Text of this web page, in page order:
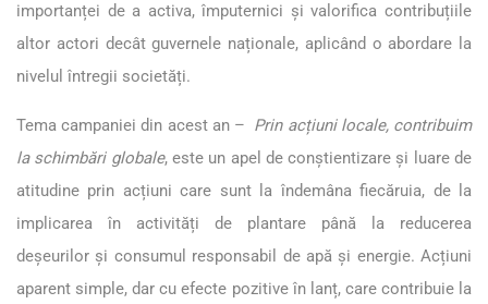
importanței de a activa, împuternici și valorifica contribuțiile
altor actori decât guvernele naționale, aplicând o abordare la
nivelul întregii societăți.
Tema campaniei din acest an – Prin acțiuni locale, contribuim
la schimbări globale, este un apel de conștientizare și luare de
atitudine prin acțiuni care sunt la îndemâna fiecăruia, de la
implicarea în activități de plantare până la reducerea
deșeurilor și consumul responsabil de apă și energie. Acțiuni
aparent simple, dar cu efecte pozitive în lanț, care contribuie la